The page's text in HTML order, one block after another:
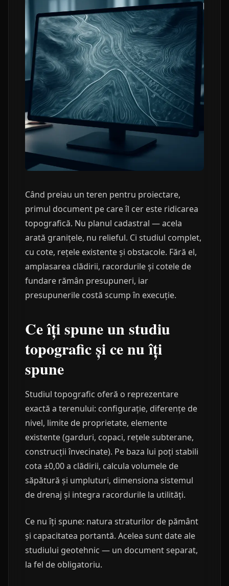
Când preiau un teren pentru proiectare,
primul document pe care îl cer este ridicarea
topografică. Nu planul cadastral — acela
arată granițele, nu relieful. Ci studiul complet,
cu cote, rețele existente și obstacole. Fără el,
amplasarea clădirii, racordurile și cotele de
fundare rămân presupuneri, iar
presupunerile costă scump în execuție.
Ce îți spune un studiu
topografic și ce nu îți
spune
Studiul topografic oferă o reprezentare
exactă a terenului: configurație, diferențe de
nivel, limite de proprietate, elemente
existente (garduri, copaci, rețele subterane,
construcții învecinate). Pe baza lui poți stabili
cota ±0,00 a clădirii, calcula volumele de
săpătură și umpluturi, dimensiona sistemul
de drenaj și integra racordurile la utilități.
Ce nu îți spune: natura straturilor de pământ
și capacitatea portantă. Acelea sunt date ale
studiului geotehnic — un document separat,
la fel de obligatoriu.